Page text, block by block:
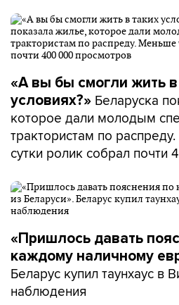
«А вы бы смогли жить в
условиях?» Беларуска
которое дали молодым
трактористам по
сутки ролик собрал
«Пришлось давать
каждому наличному
Беларус купил таунхаус в
наблюдения